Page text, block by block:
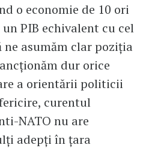
o economie de 10 ori
PIB echivalent cu cel
ne asumăm clar poziţia
dur orice
a orientării politicii
curentul
NATO nu are
adepţi în ţara